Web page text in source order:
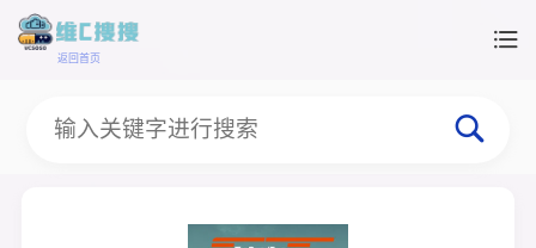
返回首页